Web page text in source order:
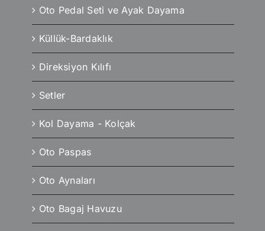
Oto Pedal Seti ve Ayak Dayama
Küllük-Bardaklık
Direksiyon Kılıfı
Setler
Kol Dayama - Kolçak
Oto Paspas
Oto Aynaları
Oto Bagaj Havuzu